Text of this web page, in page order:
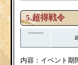
5.超得戦令
内容：イベント期